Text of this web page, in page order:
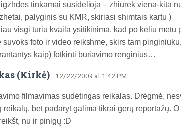
tinkamai susidelioja – zhiurek viena-kita
palyginis su KMR, skiriasi shimtais kartu )
visgi turiu kvaila ysitikinima, kad po keliu metu
suvoks foto ir video reikshme, skirs tam
kaip) fotkinti buriavimo renginius…
(Kirkė) · 12/22/2009 at 1:42 PM
filmavimas sudėtingas reikalas. Drėgmė,
reikalų, bet padaryt galima tikrai gerų reportažų.
nu ir pinigų :D